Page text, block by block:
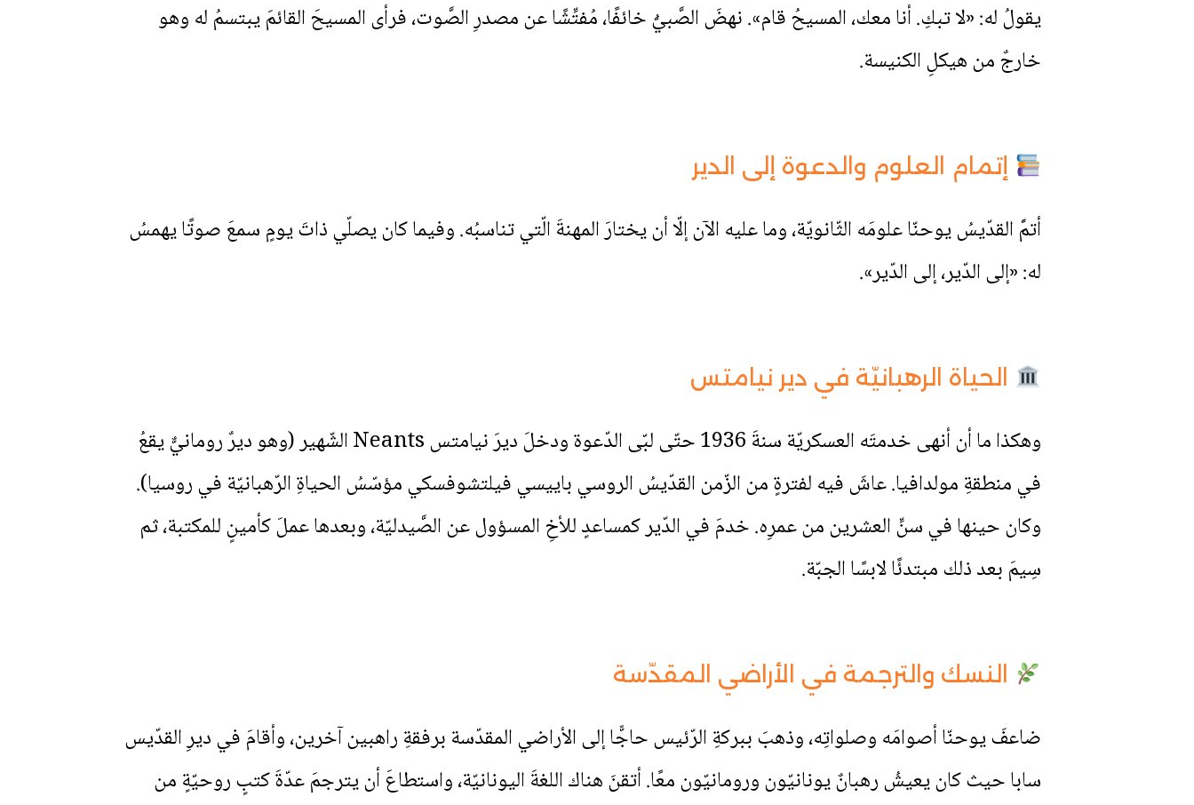
يقولُ له: «لا تبكِ. أنا معك، المسيحُ قام». نهضَ الصَّبيُّ خائفًا، مُفتِّشًا عن مصدرِ الصَّوت، فرأى المسيحَ القائمَ يبتسمُ له وهو
خارجٌ من هيكلِ الكنيسة.
إتمام العلوم والدعوة إلى الدير
أتمَّ القدّيسُ يوحنّا علومَه الثّانويّة، وما عليه الآن إلّا أن يختارَ المهنةَ الّتي تناسبُه. وفيما كان يصلّي ذاتَ يومٍ سمعَ صوتًا يهمسُ
له: «إلى الدّير، إلى الدّير».
الحياة الرهبانيّة في دير نيامتس
وهكذا ما أن أنهى خدمتَه العسكريّة سنةَ 1936 حتّى لبّى الدّعوة ودخلَ ديرَ نيامتس Neants الشّهير (وهو ديرٌ رومانيٌّ يقعُ
في منطقةِ مولدافيا. عاشَ فيه لفترةٍ من الزّمن القدّيسُ الروسي باييسي فيلتشوفسكي مؤسّسُ الحياةِ الرّهبانيّة في روسيا).
وكان حينها في سنِّ العشرين من عمرِه. خدمَ في الدّير كمساعدٍ للأخِ المسؤول عن الصَّيدليّة، وبعدها عملَ كأمينٍ للمكتبة، ثم
سِيمَ بعد ذلك مبتدئًا لابسًا الجبّة.
النسك والترجمة في الأراضي المقدّسة
ضاعفَ يوحنّا أصوامَه وصلواتِه، وذهبَ ببركةِ الرّئيس حاجًّا إلى الأراضي المقدّسة برفقةِ راهبين آخرين، وأقامَ في ديرِ القدّيس
سابا حيث كان يعيشُ رهبانٌ يونانيّون ورومانيّون معًا. أتقنَ هناك اللغةَ اليونانيّة، واستطاعَ أن يترجمَ عدّةَ كتبٍ روحيّةٍ من